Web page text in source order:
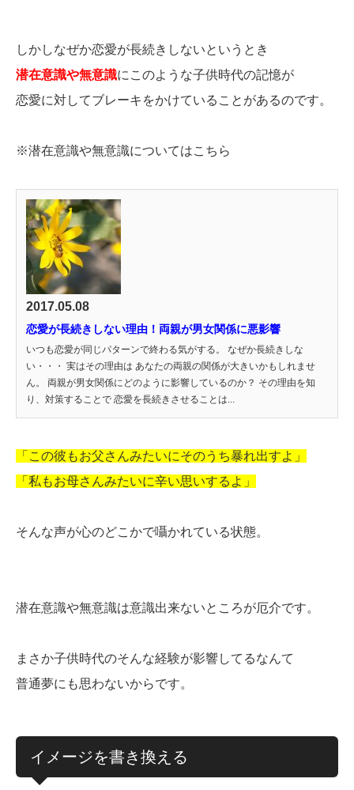
しかしなぜか恋愛が長続きしないというとき
潜在意識や無意識にこのような子供時代の記憶が
恋愛に対してブレーキをかけていることがあるのです。
※潜在意識や無意識についてはこちら
2017.05.08
恋愛が長続きしない理由！両親が男女関係に悪影響
いつも恋愛が同じパターンで終わる気がする。 なぜか長続きしな
い・・・ 実はその理由は あなたの両親の関係が大きいかもしれませ
ん。 両親が男女関係にどのように影響しているのか？ その理由を知
り、対策することで 恋愛を長続きさせることは...
「この彼もお父さんみたいにそのうち暴れ出すよ」
「私もお母さんみたいに辛い思いするよ」
そんな声が心のどこかで囁かれている状態。
潜在意識や無意識は意識出来ないところが厄介です。
まさか子供時代のそんな経験が影響してるなんて
普通夢にも思わないからです。
イメージを書き換える